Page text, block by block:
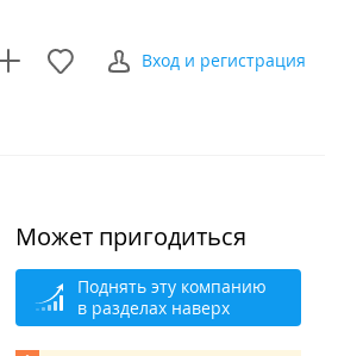
Вход и регистрация
Может пригодиться
Поднять эту компанию
в разделах наверх